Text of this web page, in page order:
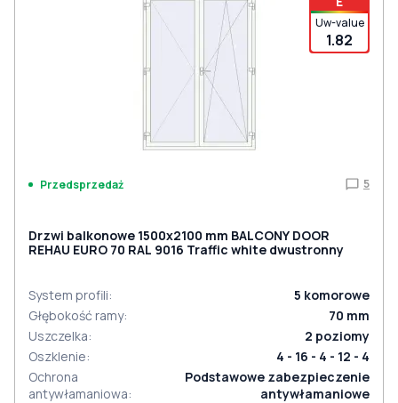
Uw-value
1.82
Przedsprzedaż 5
Drzwi balkonowe 1500x2100 mm BALCONY DOOR
REHAU EURO 70 RAL 9016 Traffic white dwustronny
System profili: 5 komorowe
Głębokość ramy: 70 mm
Uszczelka: 2 poziomy
Oszklenie:
4 - 16 - 4 - 12 - 4
Ochrona
antywłamaniowa:
Podstawowe zabezpieczenie
antywłamaniowe